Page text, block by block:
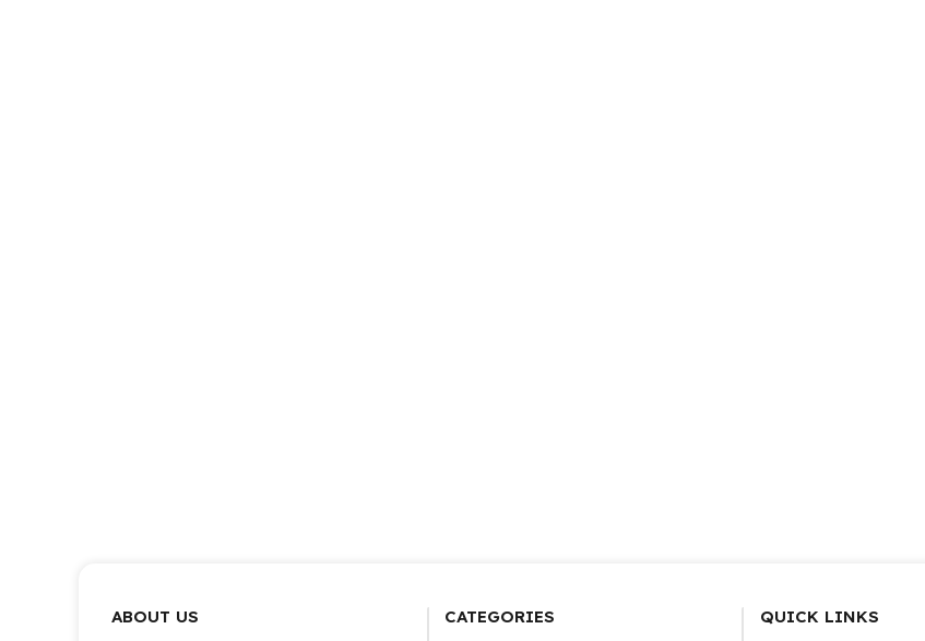
ABOUT US CATEGORIES QUICK LINKS